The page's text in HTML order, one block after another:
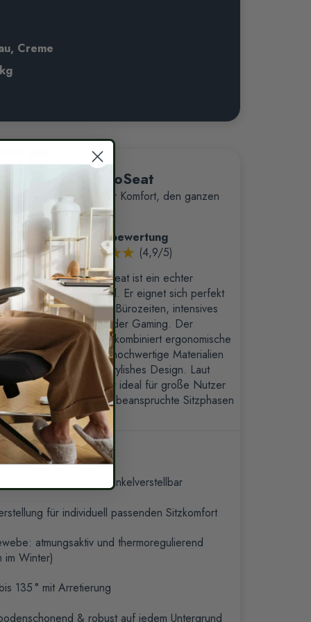
Creme
Der ProSeat
Maximaler Komfort, den ganzen
Tag.
Kundenbewertung
(4,9/5)
Der ProSeat ist ein echter
Profi‑Stuhl. Er eignet sich perfekt
für lange Bürozeiten, intensives
Lernen oder Gaming. Der
ProSeat kombiniert ergonomische
Technik, hochwertige Materialien
und ein stylishes Design. Laut
Hersteller ideal für große Nutzer
und stark beanspruchte Sitzphasen
.
, breiten-, tiefen- und winkelverstellbar
für individuell passenden Sitzkomfort
atmungsaktiv und thermoregulierend
im Winter)
135 ° mit Arretierung
& robust auf jedem Untergrund